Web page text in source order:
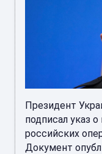
Президент
подписал указ
российских
Документ